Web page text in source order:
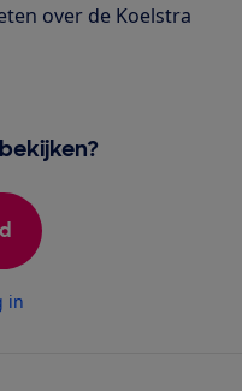
over de Koelstra
in